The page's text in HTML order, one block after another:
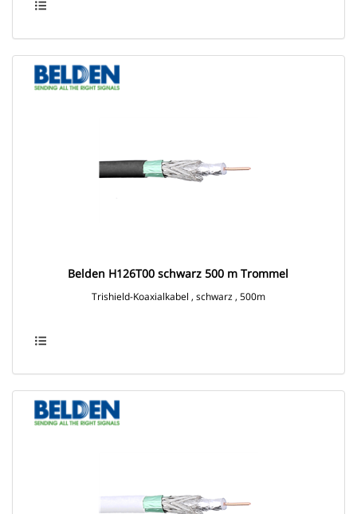
Belden H126T00 schwarz 500 m Trommel
Trishield-Koaxialkabel , schwarz , 500m